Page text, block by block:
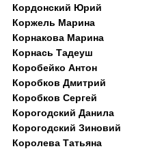
Кордонский Юрий
Коржель Марина
Корнакова Марина
Корнась Тадеуш
Коробейко Антон
Коробков Дмитрий
Коробков Сергей
Корогодский Данила
Корогодский Зиновий
Королева Татьяна